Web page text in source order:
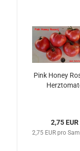
Pink Honey
2,75 EUR
2,75 EUR pro